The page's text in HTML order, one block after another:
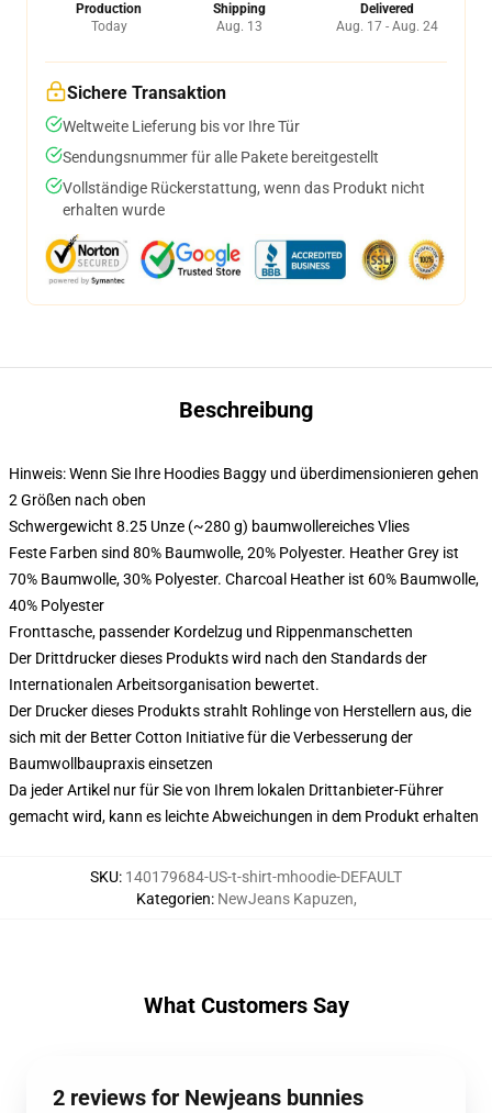
Production
Today
Shipping
Aug. 13
Delivered
Aug. 17 - Aug. 24
Sichere Transaktion
Weltweite Lieferung bis vor Ihre Tür
Sendungsnummer für alle Pakete bereitgestellt
Vollständige Rückerstattung, wenn das Produkt nicht
erhalten wurde
Beschreibung
Hinweis: Wenn Sie Ihre Hoodies Baggy und überdimensionieren gehen
2 Größen nach oben
Schwergewicht 8.25 Unze (~280 g) baumwollereiches Vlies
Feste Farben sind 80% Baumwolle, 20% Polyester. Heather Grey ist
70% Baumwolle, 30% Polyester. Charcoal Heather ist 60% Baumwolle,
40% Polyester
Fronttasche, passender Kordelzug und Rippenmanschetten
Der Drittdrucker dieses Produkts wird nach den Standards der
Internationalen Arbeitsorganisation bewertet.
Der Drucker dieses Produkts strahlt Rohlinge von Herstellern aus, die
sich mit der Better Cotton Initiative für die Verbesserung der
Baumwollbaupraxis einsetzen
Da jeder Artikel nur für Sie von Ihrem lokalen Drittanbieter-Führer
gemacht wird, kann es leichte Abweichungen in dem Produkt erhalten
SKU: 140179684-US-t-shirt-mhoodie-DEFAULT
Kategorien: NewJeans Kapuzen,
What Customers Say
2 reviews for Newjeans bunnies